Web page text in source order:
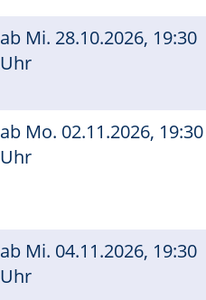
ab Mi. 28.10.2026, 19:30
Uhr
ab Mo. 02.11.2026, 19:30
Uhr
ab Mi. 04.11.2026, 19:30
Uhr